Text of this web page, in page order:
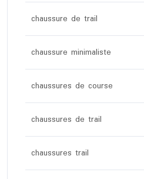
chaussure de trail
chaussure minimaliste
chaussures de course
chaussures de trail
chaussures trail